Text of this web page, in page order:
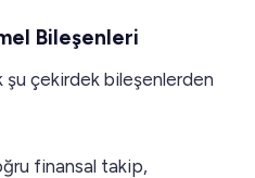
Bileşenleri
şu çekirdek bileşenlerden
finansal takip,